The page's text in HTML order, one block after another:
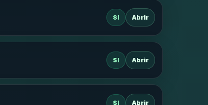
SI Abrir
SI Abrir
SI Abrir